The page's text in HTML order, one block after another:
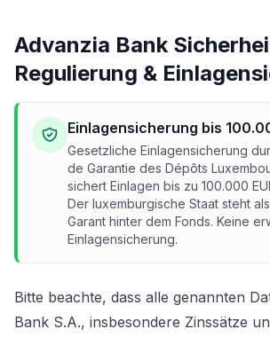
Advanzia Bank
Regulierung &
Einlagensicherung bis
Gesetzliche Einlagensicherung
de Garantie des Dépôts
sichert Einlagen bis zu 100.000
Der luxemburgische Staat steht
Garant hinter dem Fonds. Keine
Einlagensicherung.
Bitte beachte, dass alle genannten
Bank S.A., insbesondere Zinssätze